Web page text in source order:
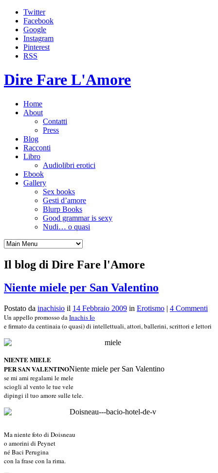
Twitter
Facebook
Google
Instagram
Pinterest
RSS
Dire Fare L'Amore
Home
About
Contatti
Press
Blog
Racconti
Libro
Audiolibri erotici
Ebook
Gallery
Sex books
Gesti d’amore
Blurp Books
Good grammar is sexy
Nudi… o quasi
Il blog di Dire Fare l'Amore
Niente miele per San Valentino
Postato da inachisio il 14 Febbraio 2009 in Erotismo | 4 Commenti
Un appello promosso da Inachis Io
e firmato da centinaia (o quasi) di intellettuali, attori, ballerini, scrittori e lettori
NIENTE MIELE
PER SAN VALENTINONiente miele per San Valentino
se mi ami regalami le mele
sciogli al vento le tue vele
dipingi il tuo amore sulle tele.
Ma niente foto di Doisneau
o amorini di Peynet
né Baci Perugina
con la frase con la rima.